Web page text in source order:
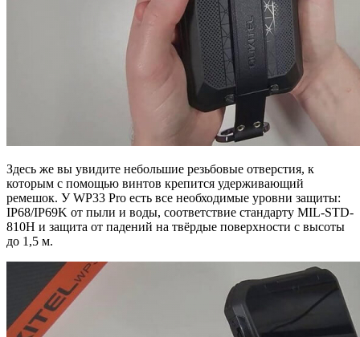
Здесь же вы увидите небольшие резьбовые отверстия, к
которым с помощью винтов крепится удерживающий
ремешок. У WP33 Pro есть все необходимые уровни защиты:
IP68/IP69K от пыли и воды, соответствие стандарту MIL-STD-
810H и защита от падений на твёрдые поверхности с высоты
до 1,5 м.